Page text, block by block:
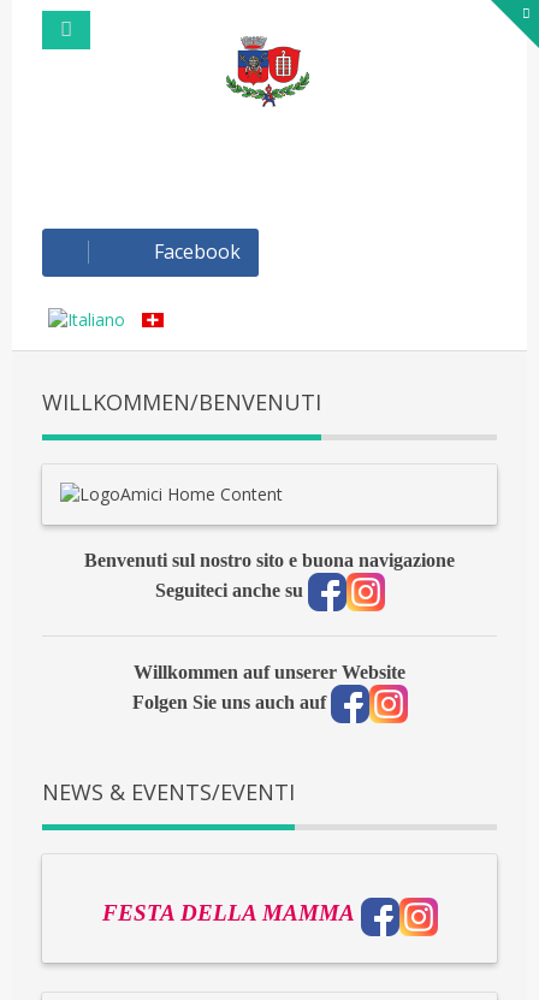
Facebook
WILLKOMMEN/BENVENUTI
Benvenuti sul nostro sito e buona navigazione
Seguiteci anche su
Willkommen auf unserer Website
Folgen Sie uns auch auf
NEWS & EVENTS/EVENTI
FESTA DELLA MAMMA